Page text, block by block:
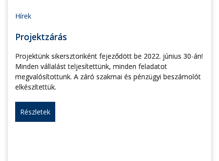
Hírek
Projektzárás
Projektünk sikersztoriként fejeződött be 2022. június 30-án!
Minden vállalást teljesítettünk, minden feladatot
megvalósítottunk. A záró szakmai és pénzügyi beszámolót
elkészítettük.
Részletek